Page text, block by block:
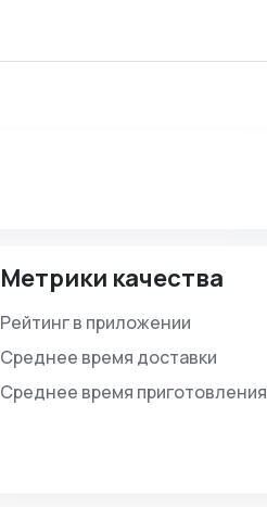
Метрики качества
Рейтинг в приложении
Среднее время доставки
Среднее время приготовления